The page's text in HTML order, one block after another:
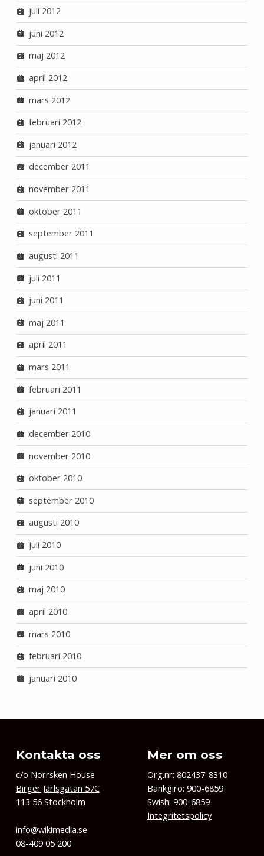
juli 2012
juni 2012
maj 2012
april 2012
mars 2012
februari 2012
januari 2012
december 2011
november 2011
oktober 2011
september 2011
augusti 2011
juli 2011
juni 2011
maj 2011
april 2011
mars 2011
februari 2011
januari 2011
december 2010
november 2010
oktober 2010
september 2010
augusti 2010
juli 2010
juni 2010
maj 2010
april 2010
mars 2010
februari 2010
januari 2010
Kontakta oss
c/o Norrsken House
Birger Jarlsgatan 57C
113 56 Stockholm
info@wikimedia.se
08-409 05 200
Mer om oss
Org.nr: 802437-8310
Bankgiro: 900-6859
Swish: 900-6859
Integritetspolicy